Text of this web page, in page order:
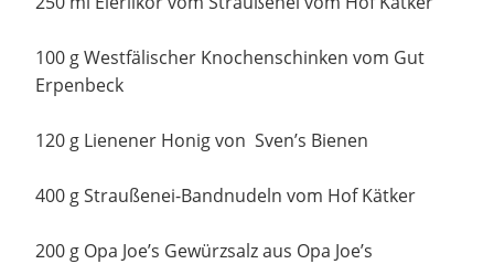
100 g Westfälischer Knochenschinken vom Gut
Erpenbeck
120 g Lienener Honig von Sven’s Bienen
400 g Straußenei-Bandnudeln vom Hof Kätker
200 g Opa Joe’s Gewürzsalz aus Opa Joe’s